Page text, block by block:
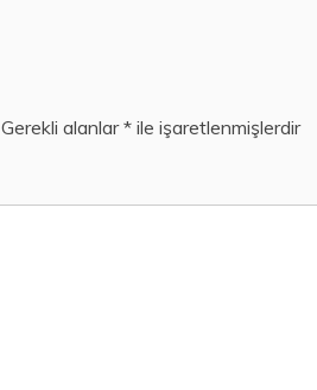
Gerekli alanlar* ile işaretlenmişlerdir